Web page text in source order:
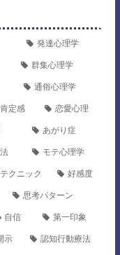
発達心理学
群集心理学
通俗心理学
定感 恋愛心理
あがり症
モテ心理学
クニック 好感度
思考パターン
自信 第一印象
示 認知行動療法